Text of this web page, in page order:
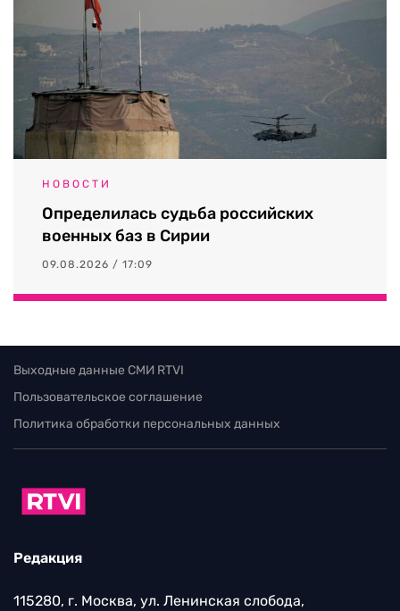
НОВОСТИ
Определилась судьба российских
военных баз в Сирии
09.08.2026 / 17:09
Выходные данные СМИ RTVI
Пользовательское соглашение
Политика обработки персональных данных
Редакция
115280, г. Москва, ул. Ленинская слобода,